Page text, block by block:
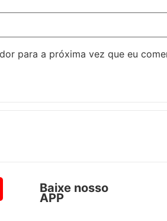
para a próxima vez que eu
Baixe nosso
APP